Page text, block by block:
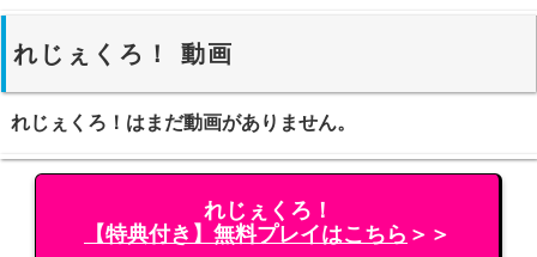
れじぇくろ！ 動画
れじぇくろ！はまだ動画がありません。
れじぇくろ！
【特典付き】無料プレイはこちら ＞＞